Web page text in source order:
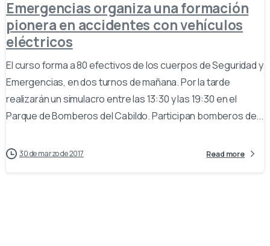
Emergencias organiza una formación
pionera en accidentes con vehículos
eléctricos
El curso forma a 80 efectivos de los cuerpos de Seguridad y
Emergencias, en dos turnos de mañana. Por la tarde
realizarán un simulacro entre las 13:30 y las 19:30 en el
Parque de Bomberos del Cabildo. Participan bomberos de...
30 de marzo de 2017 Read more